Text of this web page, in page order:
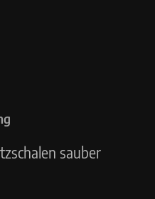
sauber